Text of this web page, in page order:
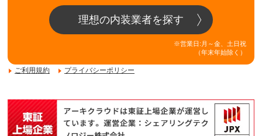
理想の内装業者を探す
※営業日:月～金、土日祝
（年末年始除く）
ご利用規約 プライバシーポリシー